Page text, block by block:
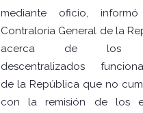
mediante oficio,
Contraloría General de la
acerca de los
descentralizados
de la República que no
con la remisión de los